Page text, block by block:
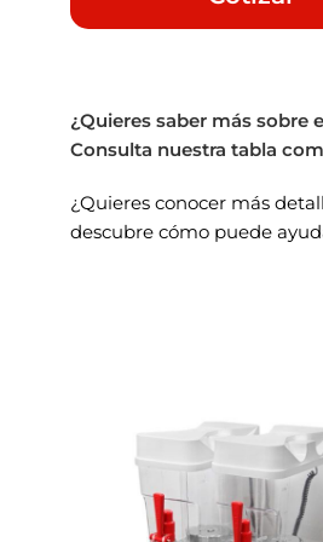
Consumo estimado
Tamaño de bandejas
Material de bandejas
Dimensiones del
¿Quieres saber más sobre
Consulta nuestra tabla
¿Quieres conocer más
descubre cómo puede